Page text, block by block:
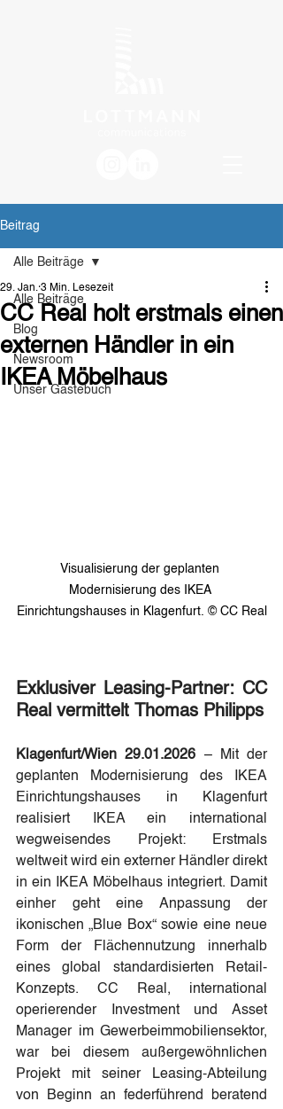
Beitrag
Alle Beiträge
Blog
Newsroom
Unser Gästebuch
Alle Beiträge
CC Real holt erstmals einen
externen Händler in ein
IKEA Möbelhaus
29. Jan. 3 Min. Lesezeit
Visualisierung der geplanten
Modernisierung des IKEA
Einrichtungshauses in Klagenfurt. © CC Real
Exklusiver Leasing-Partner: CC
Real vermittelt Thomas Philipps
Klagenfurt/Wien 29.01.2026 – Mit der
geplanten Modernisierung des IKEA
Einrichtungshauses in Klagenfurt
realisiert IKEA ein international
wegweisendes Projekt: Erstmals
weltweit wird ein externer Händler direkt
in ein IKEA Möbelhaus integriert. Damit
einher geht eine Anpassung der
ikonischen „Blue Box“ sowie eine neue
Form der Flächennutzung innerhalb
eines global standardisierten Retail-
Konzepts. CC Real, international
operierender Investment und Asset
Manager im Gewerbeimmobiliensektor,
war bei diesem außergewöhnlichen
Projekt mit seiner Leasing-Abteilung
von Beginn an federführend beratend